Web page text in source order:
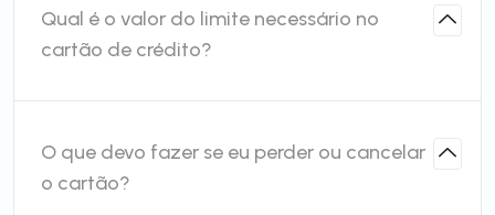
Qual é o valor do limite necessário no
cartão de crédito?
O que devo fazer se eu perder ou cancelar
o cartão?